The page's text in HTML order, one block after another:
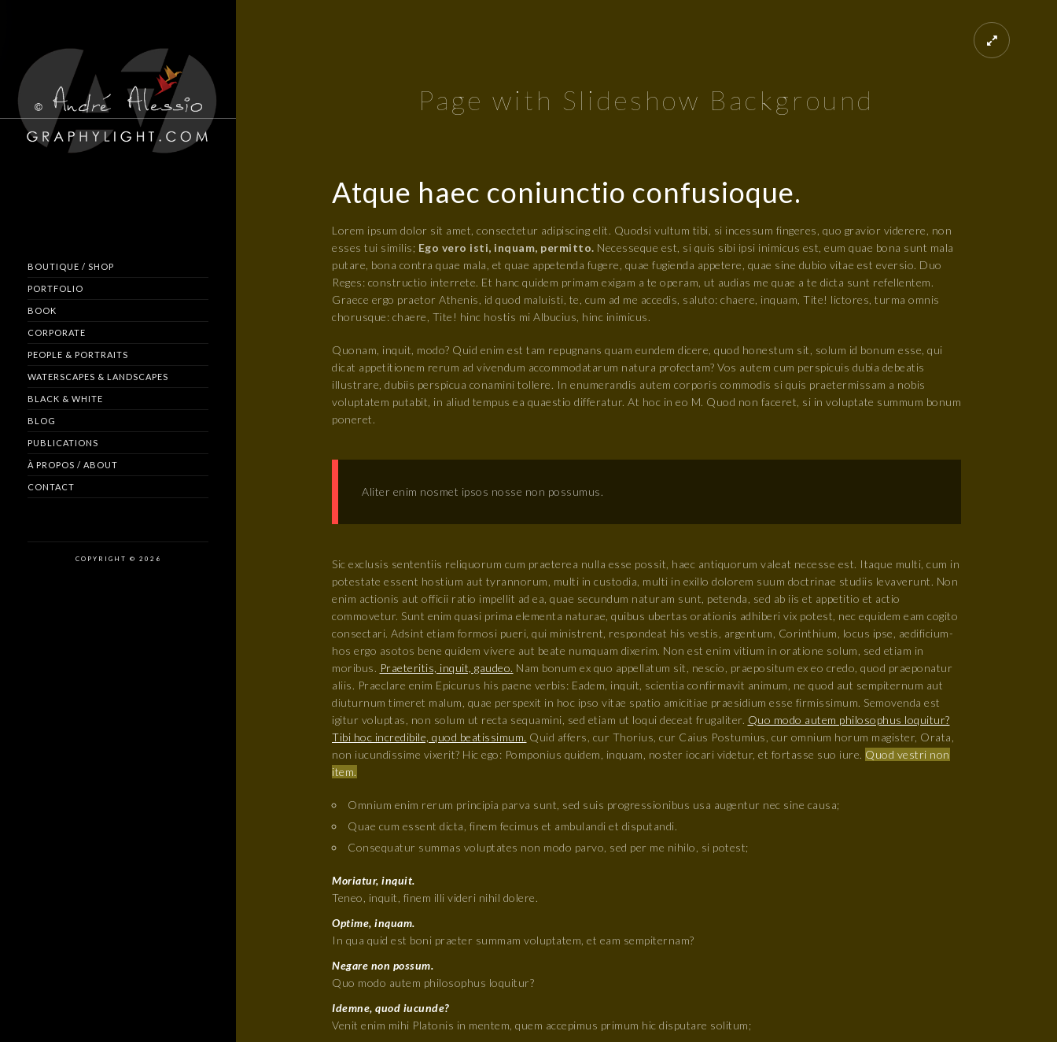
BOUTIQUE / SHOP
PORTFOLIO
BOOK
CORPORATE
PEOPLE & PORTRAITS
WATERSCAPES & LANDSCAPES
BLACK & WHITE
BLOG
PUBLICATIONS
À PROPOS / ABOUT
CONTACT
COPYRIGHT © 2026
Page with Slideshow Background
Atque haec coniunctio confusioque.
Lorem ipsum dolor sit amet, consectetur adipiscing elit. Quodsi vultum tibi, si incessum fingeres, quo gravior viderere, non
esses tui similis; Ego vero isti, inquam, permitto. Necesseque est, si quis sibi ipsi inimicus est, eum quae bona sunt mala
putare, bona contra quae mala, et quae appetenda fugere, quae fugienda appetere, quae sine dubio vitae est eversio. Duo
Reges: constructio interrete. Et hanc quidem primam exigam a te operam, ut audias me quae a te dicta sunt refellentem.
Graece ergo praetor Athenis, id quod maluisti, te, cum ad me accedis, saluto: chaere, inquam, Tite! lictores, turma omnis
chorusque: chaere, Tite! hinc hostis mi Albucius, hinc inimicus.
Quonam, inquit, modo? Quid enim est tam repugnans quam eundem dicere, quod honestum sit, solum id bonum esse, qui
dicat appetitionem rerum ad vivendum accommodatarum natura profectam? Vos autem cum perspicuis dubia debeatis
illustrare, dubiis perspicua conamini tollere. In enumerandis autem corporis commodis si quis praetermissam a nobis
voluptatem putabit, in aliud tempus ea quaestio differatur. At hoc in eo M. Quod non faceret, si in voluptate summum bonum
poneret.
Aliter enim nosmet ipsos nosse non possumus.
Sic exclusis sententiis reliquorum cum praeterea nulla esse possit, haec antiquorum valeat necesse est. Itaque multi, cum in
potestate essent hostium aut tyrannorum, multi in custodia, multi in exillo dolorem suum doctrinae studiis levaverunt. Non
enim actionis aut officii ratio impellit ad ea, quae secundum naturam sunt, petenda, sed ab iis et appetitio et actio
commovetur. Sunt enim quasi prima elementa naturae, quibus ubertas orationis adhiberi vix potest, nec equidem eam cogito
consectari. Adsint etiam formosi pueri, qui ministrent, respondeat his vestis, argentum, Corinthium, locus ipse, aedificium-
hos ergo asotos bene quidem vivere aut beate numquam dixerim. Non est enim vitium in oratione solum, sed etiam in
moribus. Praeteritis, inquit, gaudeo. Nam bonum ex quo appellatum sit, nescio, praepositum ex eo credo, quod praeponatur
aliis. Praeclare enim Epicurus his paene verbis: Eadem, inquit, scientia confirmavit animum, ne quod aut sempiternum aut
diuturnum timeret malum, quae perspexit in hoc ipso vitae spatio amicitiae praesidium esse firmissimum. Semovenda est
igitur voluptas, non solum ut recta sequamini, sed etiam ut loqui deceat frugaliter. Quo modo autem philosophus loquitur?
Tibi hoc incredibile, quod beatissimum. Quid affers, cur Thorius, cur Caius Postumius, cur omnium horum magister, Orata,
non iucundissime vixerit? Hic ego: Pomponius quidem, inquam, noster iocari videtur, et fortasse suo iure. Quod vestri non
item.
Omnium enim rerum principia parva sunt, sed suis progressionibus usa augentur nec sine causa;
Quae cum essent dicta, finem fecimus et ambulandi et disputandi.
Consequatur summas voluptates non modo parvo, sed per me nihilo, si potest;
Moriatur, inquit.
Teneo, inquit, finem illi videri nihil dolere.
Optime, inquam.
In qua quid est boni praeter summam voluptatem, et eam sempiternam?
Negare non possum.
Quo modo autem philosophus loquitur?
Idemne, quod iucunde?
Venit enim mihi Platonis in mentem, quem accepimus primum hic disputare solitum;